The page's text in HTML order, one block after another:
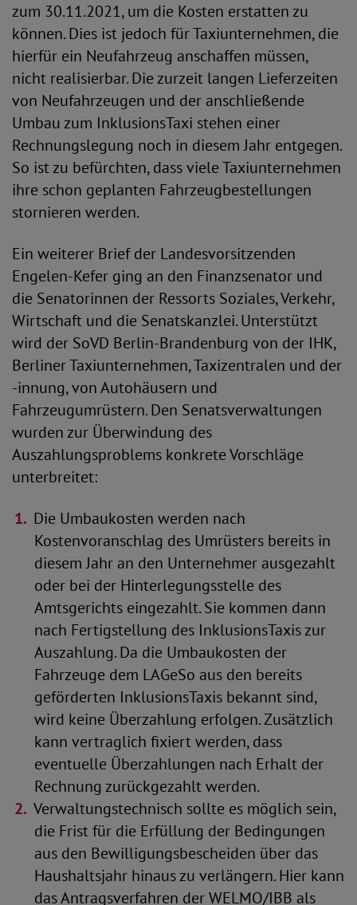
zum 30.11.2021, um die Kosten erstatten zu
können. Dies ist jedoch für Taxiunternehmen, die
hierfür ein Neufahrzeug anschaffen müssen,
nicht realisierbar. Die zurzeit langen Lieferzeiten
von Neufahrzeugen und der anschließende
Umbau zum InklusionsTaxi stehen einer
Rechnungslegung noch in diesem Jahr entgegen.
So ist zu befürchten, dass viele Taxiunternehmen
ihre schon geplanten Fahrzeugbestellungen
stornieren werden.
Ein weiterer Brief der Landesvorsitzenden
Engelen-Kefer ging an den Finanzsenator und
die Senatorinnen der Ressorts Soziales, Verkehr,
Wirtschaft und die Senatskanzlei. Unterstützt
wird der SoVD Berlin-Brandenburg von der IHK,
Berliner Taxiunternehmen, Taxizentralen und der
-innung, von Autohäusern und
Fahrzeugumrüstern. Den Senatsverwaltungen
wurden zur Überwindung des
Auszahlungsproblems konkrete Vorschläge
unterbreitet:
Die Umbaukosten werden nach
Kostenvoranschlag des Umrüsters bereits in
diesem Jahr an den Unternehmer ausgezahlt
oder bei der Hinterlegungsstelle des
Amtsgerichts eingezahlt. Sie kommen dann
nach Fertigstellung des InklusionsTaxis zur
Auszahlung. Da die Umbaukosten der
Fahrzeuge dem LAGeSo aus den bereits
geförderten InklusionsTaxis bekannt sind,
wird keine Überzahlung erfolgen. Zusätzlich
kann vertraglich fixiert werden, dass
eventuelle Überzahlungen nach Erhalt der
Rechnung zurückgezahlt werden.
Verwaltungstechnisch sollte es möglich sein,
die Frist für die Erfüllung der Bedingungen
aus den Bewilligungsbescheiden über das
Haushaltsjahr hinaus zu verlängern. Hier kann
das Antragsverfahren der WELMO/IBB als